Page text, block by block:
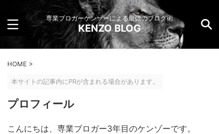
専業ブロガーケンゾーによる最強のブログ術
KENZO BLOG
HOME >
本サイトの記事内にPRが含まれる場合があります。
プロフィール
こんにちは、専業ブロガー3年目のケンゾーです。